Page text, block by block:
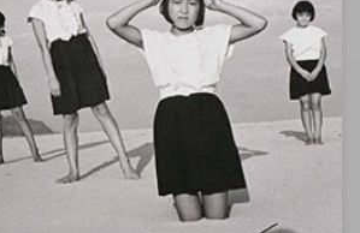
cadre de la continuité pédagogique Fiche à
la formulation, les images, en fonction
de vos élèves. Préciser dans l’envoi aux
est à effectuer en plusieurs étapes, un peu
petit à petit une […]